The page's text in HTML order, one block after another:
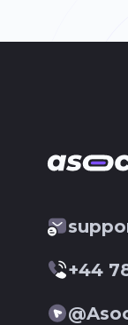
+44